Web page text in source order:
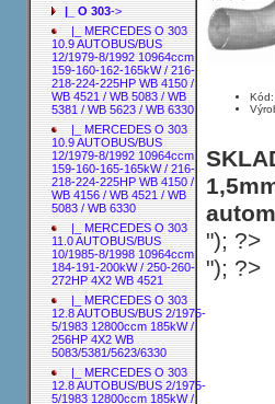
|_ O 303->
|_ MERCEDES O 303
10.9 AUTOBUS/BUS
12/1979-8/1992 10964ccm
159-160-162-165kW / 216-
218-224-225HP WB 4150 /
WB 4521 / WB 5083 / WB
5381 / WB 5623 / WB 6330
|_ MERCEDES O 303
10.9 AUTOBUS/BUS
12/1979-8/1992 10964ccm
159-160-165-165kW / 216-
218-224-225HP WB 4150 /
WB 4156 / WB 4521 / WB
5083 / WB 6330
|_ MERCEDES O 303
11.0 AUTOBUS/BUS
10/1985-8/1998 10964ccm
184-191-200kW / 250-260-
272HP 4X2 WB 4521
|_ MERCEDES O 303
12.8 AUTOBUS/BUS 2/1975-
5/1983 12800ccm 185kW /
256HP 4X2 WB
5083/5381/5623/6330
|_ MERCEDES O 303
12.8 AUTOBUS/BUS 2/1975-
5/1983 12800ccm 185kW /
"); ?>
"); ?>